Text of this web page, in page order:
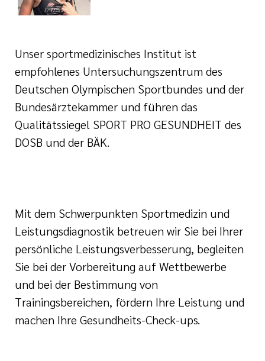
Syndrom
für unsere
Fakten
Unser sportmedizinisches Institut ist
empfohlenes Untersuchungszentrum des
Deutschen Olympischen Sportbundes und der
Bundesärztekammer und führen das
Qualitätssiegel SPORT PRO GESUNDHEIT des
DOSB und der BÄK.
Mit dem Schwerpunkten Sportmedizin und
Leistungsdiagnostik betreuen wir Sie bei Ihrer
persönliche Leistungsverbesserung, begleiten
Sie bei der Vorbereitung auf Wettbewerbe
und bei der Bestimmung von
Trainingsbereichen, fördern Ihre Leistung und
machen Ihre Gesundheits-Check-ups.